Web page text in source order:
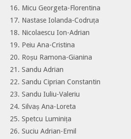
16. Micu Georgeta-Florentina
17. Nastase Iolanda-Codruța
18. Nicolaescu Ion-Adrian
19. Peiu Ana-Cristina
20. Roșu Ramona-Gianina
21. Sandu Adrian
22. Sandu Ciprian Constantin
23. Sandu Iuliu-Valeriu
24. Silvaș Ana-Loreta
25. Spetcu Luminița
26. Suciu Adrian-Emil